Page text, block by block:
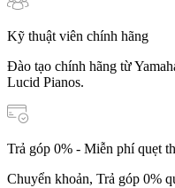
Kỹ thuật viên chính hãng
Đào tạo chính hãng từ
Lucid Pianos.
Trả góp 0% - Miễn phí quẹt
Chuyển khoản, Trả góp 0%